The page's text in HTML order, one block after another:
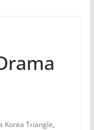
Korea Triangle,